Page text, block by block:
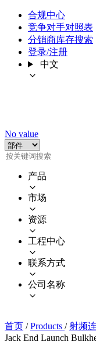
合规中心
竞争对手对照表
分销商库存搜索
登录/注册
中文
No value
产品
市场
资源
工程中心
联系方式
公司名称
首页 / Products / 射频
Jack End Launch